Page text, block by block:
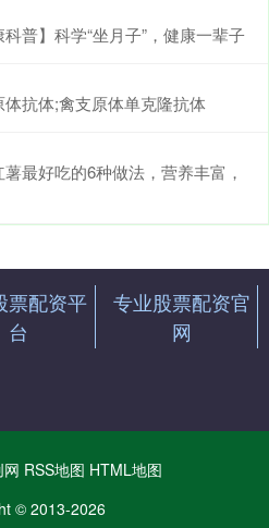
普】科学“坐月子”，健康一辈子
抗体;禽支原体单克隆抗体
最好吃的6种做法，营养丰富，
票配资平
台
专业股票配资官
网
网 RSS地图 HTML地图
© 2013-2026